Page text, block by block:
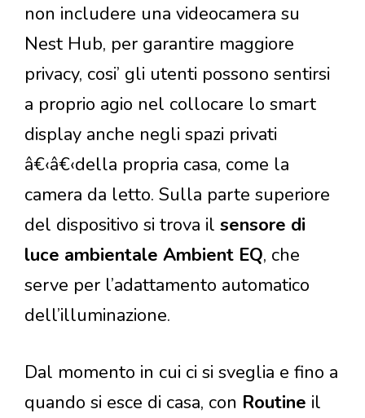
non includere una videocamera su
Nest Hub, per garantire maggiore
privacy, cosi’ gli utenti possono sentirsi
a proprio agio nel collocare lo smart
display anche negli spazi privati
â€‹â€‹della propria casa, come la
camera da letto. Sulla parte superiore
del dispositivo si trova il sensore di
luce ambientale Ambient EQ, che
serve per l’adattamento automatico
dell’illuminazione.
Dal momento in cui ci si sveglia e fino a
quando si esce di casa, con Routine il